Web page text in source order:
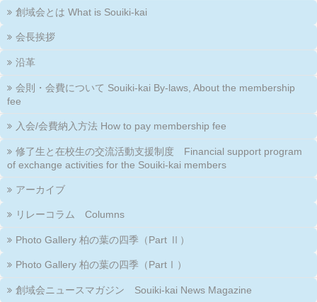
創域会とは What is Souiki-kai
会長挨拶
沿革
会則・会費について Souiki-kai By-laws, About the membership
fee
入会/会費納入方法 How to pay membership fee
修了生と在校生の交流活動支援制度 Financial support program
of exchange activities for the Souiki-kai members
アーカイブ
リレーコラム Columns
Photo Gallery 柏の葉の四季（Part Ⅱ）
Photo Gallery 柏の葉の四季（PartⅠ）
創域会ニュースマガジン Souiki-kai News Magazine